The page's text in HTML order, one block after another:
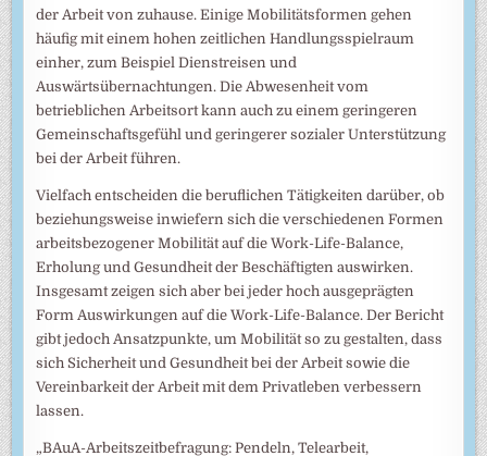
der Arbeit von zuhause. Einige Mobilitätsformen gehen
häufig mit einem hohen zeitlichen Handlungsspielraum
einher, zum Beispiel Dienstreisen und
Auswärtsübernachtungen. Die Abwesenheit vom
betrieblichen Arbeitsort kann auch zu einem geringeren
Gemeinschaftsgefühl und geringerer sozialer Unterstützung
bei der Arbeit führen.
Vielfach entscheiden die beruflichen Tätigkeiten darüber, ob
beziehungsweise inwiefern sich die verschiedenen Formen
arbeitsbezogener Mobilität auf die Work-Life-Balance,
Erholung und Gesundheit der Beschäftigten auswirken.
Insgesamt zeigen sich aber bei jeder hoch ausgeprägten
Form Auswirkungen auf die Work-Life-Balance. Der Bericht
gibt jedoch Ansatzpunkte, um Mobilität so zu gestalten, dass
sich Sicherheit und Gesundheit bei der Arbeit sowie die
Vereinbarkeit der Arbeit mit dem Privatleben verbessern
lassen.
„BAuA-Arbeitszeitbefragung: Pendeln, Telearbeit,